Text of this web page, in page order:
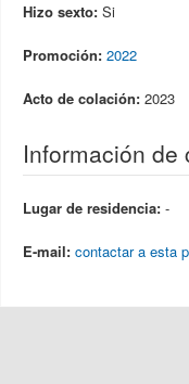
Hizo sexto: Si
Promoción: 2022
Acto de colación: 2023
Información de
Lugar de residencia: -
E-mail: contactar a esta